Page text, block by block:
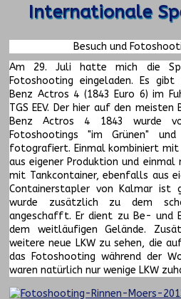
Internationale
Besuch und
Am 29. Juli hatte mich die
Fotoshooting eingeladen. Es
Benz Actros 4 (1843 Euro 6) im
TGS EEV. Der hier auf den
Benz Actros 4 1843 wurde
Fotoshootings "im Grünen"
fotografiert. Einmal kombiniert mit
aus eigener Produktion und einmal
mit Tankcontainer, ebenfalls aus
Containerstapler von Kalmar ist
wurde zusätzlich zu dem
angeschafft. Er dient zu Be- und
dem weitläufigen Gelände.
weitere neue LKW zu sehen, die
das Fotoshooting während der
waren natürlich nur wenige LKW